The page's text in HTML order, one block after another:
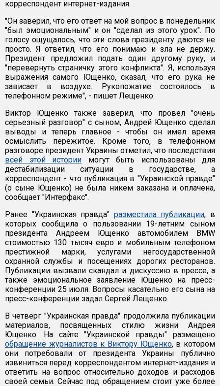
корреспондент интернет-издания.
"Он заверил, что его ответ на мой вопрос в понедельник
"был эмоциональным" и он "сделал из этого урок". По
голосу ощущалось, что эти слова президенту даются не
просто. Я ответил, что его понимаю и зла не держу.
Президент предложил подать один другому руку, и
"перевернуть страничку этого конфликта". Я, используя
выражения самого Ющенко, сказал, что его рука не
зависает в воздухе. Рукопожатие состоялось в
телефонном режиме", - пишет Лещенко.
Виктор Ющенко также заверил, что провел "очень
серьезный разговор" с сыном, Андрей Ющенко сделал
выводы и теперь главное - чтобы он имел время
осмыслить пережитое. Кроме того, в телефонном
разговоре президент Украины отметил, что последствия
всей этой истории могут быть использованы для
дестабилизации ситуации в государстве, а
корреспондент - что публикация в "Украинской правде"
(о сыне Ющенко) не была никем заказана и оплачена,
сообщает "Интерфакс".
Ранее "Украинская правда" разместила публикации, в
которых сообщила о пользовании 19-летним сыном
президента Андреем Ющенко автомобилем BMW
стоимостью 130 тысяч евро и мобильным телефоном
престижной марки, услугами негосударственной
охранной службы и посещениях дорогих ресторанов.
Публикации вызвали скандал и дискуссию в прессе, а
также эмоциональное заявление Ющенко на пресс-
конференции 25 июля. Вопросы касательно его сына на
пресс-конференции задал Сергей Лещенко.
В четверг "Украинская правда" продолжила публикации
материалов, посвященных стилю жизни Андрея
Ющенко. На сайте "Украинской правды" размещено
обращение журналистов к Виктору Ющенко, в котором
они потребовали от президента Украины публично
извиниться перед корреспондентом интернет-издания и
ответить на вопрос относительно доходов и расходов
своей семьи. Сейчас под обращением стоит уже более